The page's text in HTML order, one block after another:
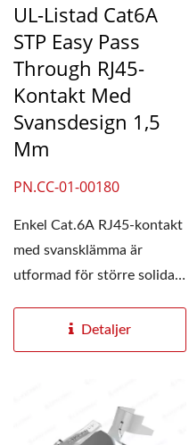
UL-Listad Cat6A
STP Easy Pass
Through RJ45-
Kontakt Med
Svansdesign 1,5
Mm
PN.CC-01-00180
Enkel Cat.6A RJ45-kontakt
med svansklämma är
utformad för större solida
Detaljer